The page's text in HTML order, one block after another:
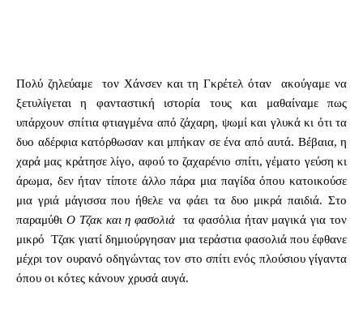
Πολύ ζηλεύαμε τον Χάνσεν και τη Γκρέτελ όταν ακούγαμε να
ξετυλίγεται η φανταστική ιστορία τους και μαθαίναμε πως
υπάρχουν σπίτια φτιαγμένα από ζάχαρη, ψωμί και γλυκά κι ότι τα
δυο αδέρφια κατόρθωσαν και μπήκαν σε ένα από αυτά. Βέβαια, η
χαρά μας κράτησε λίγο, αφού το ζαχαρένιο σπίτι, γέματο γεύση κι
άρωμα, δεν ήταν τίποτε άλλο πάρα μια παγίδα όπου κατοικούσε
μια γριά μάγισσα που ήθελε να φάει τα δυο μικρά παιδιά. Στο
παραμύθι Ο Τζακ και η φασολιά τα φασόλια ήταν μαγικά για τον
μικρό Τζακ γιατί δημιούργησαν μια τεράστια φασολιά που έφθανε
μέχρι τον ουρανό οδηγώντας τον στο σπίτι ενός πλούσιου γίγαντα
όπου οι κότες κάνουν χρυσά αυγά.